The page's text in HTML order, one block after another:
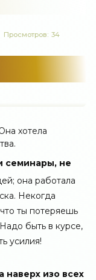
Просмотров: 34
хотела
семинары, не
она работала
Некогда
ты потеряешь
быть в курсе,
усилия!
наверх изо всех